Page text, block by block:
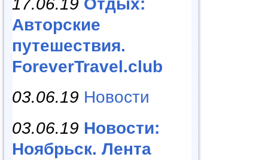
Авторские
путешествия.
ForeverTravel.club
03.06.19 Новости
03.06.19 Новости:
Ноябрьск. Лента